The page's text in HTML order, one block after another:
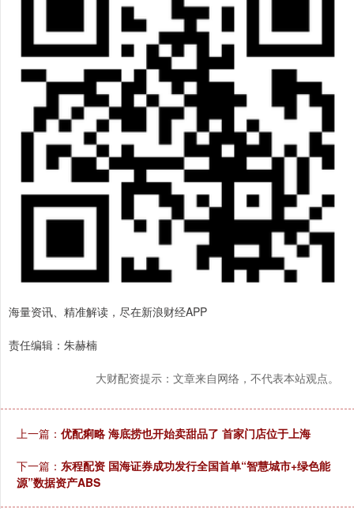
海量资讯、精准解读，尽在新浪财经APP
责任编辑：朱赫楠
大财配资提示：文章来自网络，不代表本站观点。
上一篇： 优配痢略 海底捞也开始卖甜品了 首家门店位于上海
下一篇： 东程配资 国海证券成功发行全国首单“智慧城市+绿色能
源”数据资产ABS